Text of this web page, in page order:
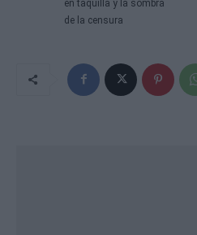
en taquilla y la sombra
de la censura